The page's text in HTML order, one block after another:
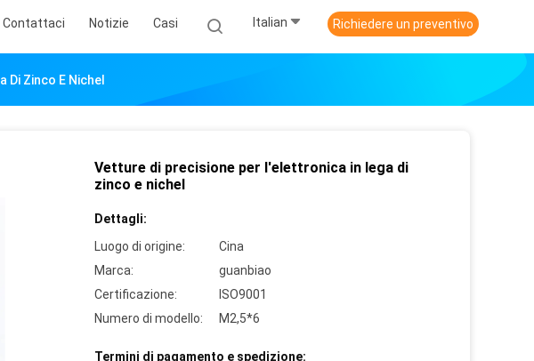
Contattaci Notizie Casi Italian Richiedere un preventivo
Zinco E Nichel
Vetture di precisione per l'elettronica in lega di
zinco e nichel
Dettagli:
Luogo di origine:
Cina
Marca:
guanbiao
Certificazione:
ISO9001
Numero di modello:
M2,5*6
Termini di pagamento e spedizione: